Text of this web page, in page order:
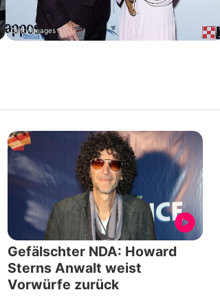
Getty Images
Gefälschter NDA: Howard
Sterns Anwalt weist
Vorwürfe zurück